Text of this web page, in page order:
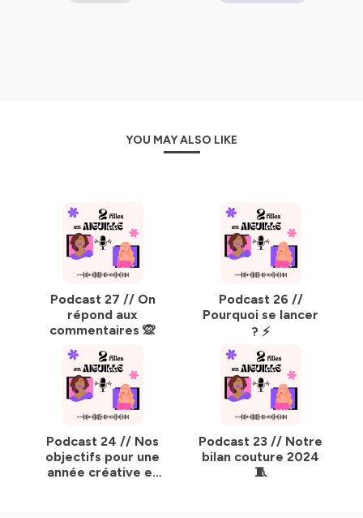
YOU MAY ALSO LIKE
Podcast 27 // On
répond aux
commentaires 🙊
Podcast 26 //
Pourquoi se lancer
? ⚡️
Podcast 24 // Nos
objectifs pour une
année créative et
Podcast 23 // Notre
bilan couture 2024
🧵